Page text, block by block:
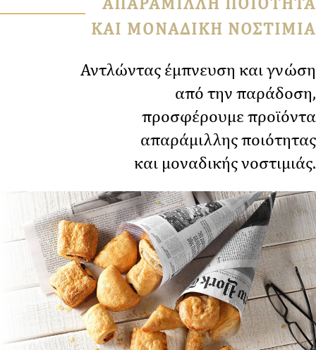
ΚΑΙ ΜΟΝΑΔΙΚΗ ΝΟΣΤΙΜΙΑ
Αντλώντας έμπνευση και γνώση
από την παράδοση,
προσφέρουμε προϊόντα
απαράμιλλης ποιότητας
και μοναδικής νοστιμιάς.